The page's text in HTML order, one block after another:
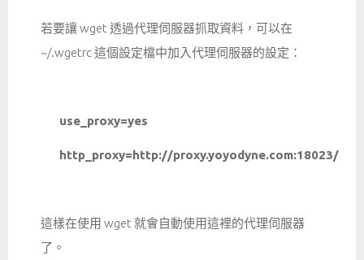
若要讓 wget 透過代理伺服器抓取資料，可以在
~/.wgetrc 這個設定檔中加入代理伺服器的設定：
use_proxy=yes
http_proxy=http://proxy.yoyodyne.com:18023/
這樣在使用 wget 就會自動使用這裡的代理伺服器
了。